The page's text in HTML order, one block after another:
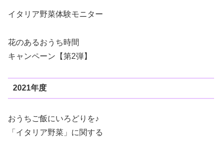
イタリア野菜体験モニター
花のあるおうち時間
キャンペーン【第2弾】
2021年度
おうちご飯にいろどりを♪
「イタリア野菜」に関する